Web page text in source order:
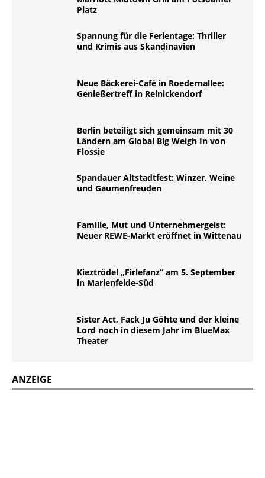
Platz
Spannung für die Ferientage: Thriller
und Krimis aus Skandinavien
Neue Bäckerei-Café in Roedernallee:
Genießertreff in Reinickendorf
Berlin beteiligt sich gemeinsam mit 30
Ländern am Global Big Weigh In von
Flossie
Spandauer Altstadtfest: Winzer, Weine
und Gaumenfreuden
Familie, Mut und Unternehmergeist:
Neuer REWE-Markt eröffnet in Wittenau
Kieztrödel „Firlefanz“ am 5. September
in Marienfelde-Süd
Sister Act, Fack Ju Göhte und der kleine
Lord noch in diesem Jahr im BlueMax
Theater
ANZEIGE